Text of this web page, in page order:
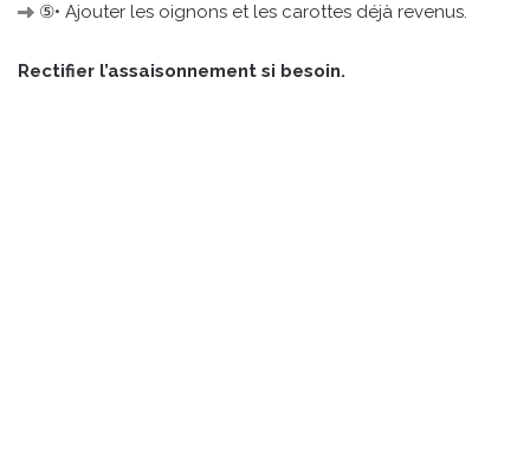
⑤• Ajouter les oignons et les carottes déjà revenus.
Rectifier l’assaisonnement si besoin.